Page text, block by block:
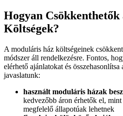
Hogyan
Költségek?
A moduláris ház költségeinek
módszer áll rendelkezésre. Fontos,
elérhető ajánlatokat és
javaslatunk:
használt moduláris házak
kedvezőbb áron érhetők el,
megfelelő állapotúak lehetnek